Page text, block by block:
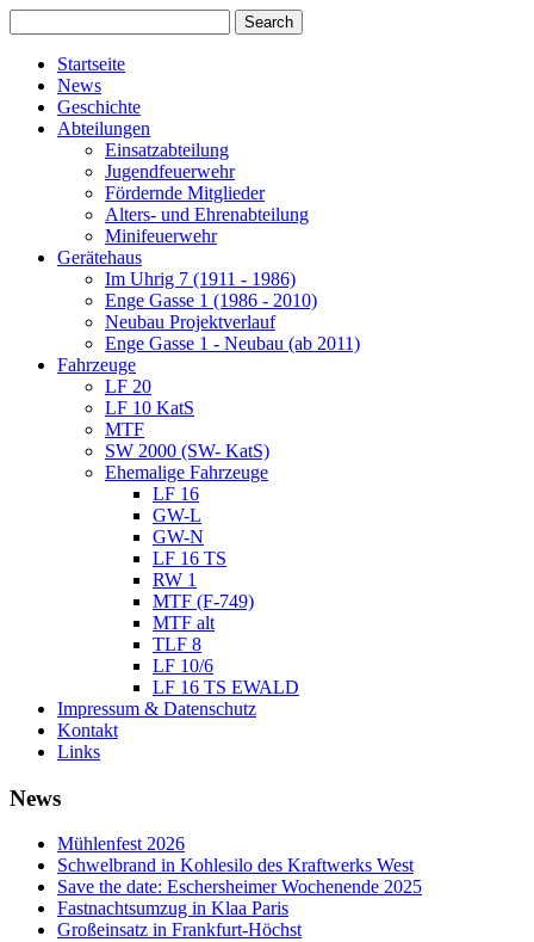
Startseite
News
Geschichte
Abteilungen
Einsatzabteilung
Jugendfeuerwehr
Fördernde Mitglieder
Alters- und Ehrenabteilung
Minifeuerwehr
Gerätehaus
Im Uhrig 7 (1911 - 1986)
Enge Gasse 1 (1986 - 2010)
Neubau Projektverlauf
Enge Gasse 1 - Neubau (ab 2011)
Fahrzeuge
LF 20
LF 10 KatS
MTF
SW 2000 (SW- KatS)
Ehemalige Fahrzeuge
LF 16
GW-L
GW-N
LF 16 TS
RW 1
MTF (F-749)
MTF alt
TLF 8
LF 10/6
LF 16 TS EWALD
Impressum & Datenschutz
Kontakt
Links
News
Mühlenfest 2026
Schwelbrand in Kohlesilo des Kraftwerks West
Save the date: Eschersheimer Wochenende 2025
Fastnachtsumzug in Klaa Paris
Großeinsatz in Frankfurt-Höchst